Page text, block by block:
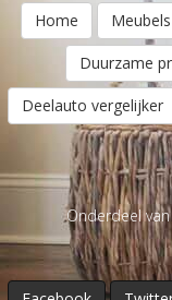
Home
Duurzame
Deelauto vergelijker
Onderdeel